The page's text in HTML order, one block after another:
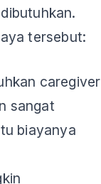
tersebut:
caregiver
sangat
biayanya